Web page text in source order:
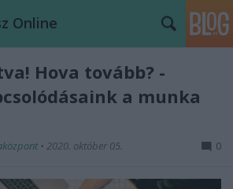
Online
Hova tovább? -
a munka
• 2020. október 05. 0